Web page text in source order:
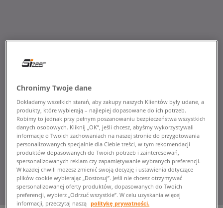
Chronimy Twoje dane
Dokładamy wszelkich starań, aby zakupy naszych Klientów były udane, a
produkty, które wybierają – najlepiej dopasowane do ich potrzeb.
Robimy to jednak przy pełnym poszanowaniu bezpieczeństwa wszystkich
danych osobowych. Kliknij „OK”, jeśli chcesz, abyśmy wykorzystywali
informacje o Twoich zachowaniach na naszej stronie do przygotowania
personalizowanych specjalnie dla Ciebie treści, w tym rekomendacji
produktów dopasowanych do Twoich potrzeb i zainteresowań,
spersonalizowanych reklam czy zapamiętywanie wybranych preferencji.
W każdej chwili możesz zmienić swoją decyzję i ustawienia dotyczące
plików cookie wybierając „Dostosuj”. Jeśli nie chcesz otrzymywać
spersonalizowanej oferty produktów, dopasowanych do Twoich
preferencji, wybierz „Odrzuć wszystkie”. W celu uzyskania więcej
informacji, przeczytaj naszą politykę prywatności.